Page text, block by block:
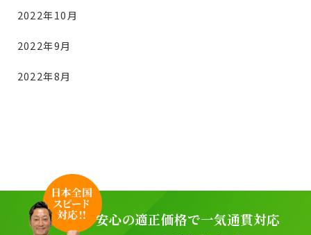
2022年10月
2022年9月
2022年8月
安心の適正価格で一気通貫対応